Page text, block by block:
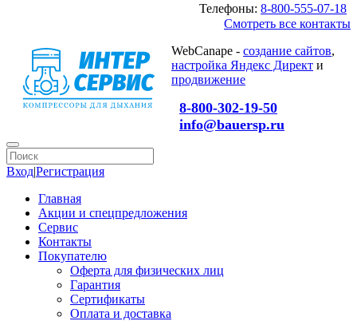
Телефоны: 8-800-555-07-18
Смотреть все контакты
WebCanape - создание сайтов,
настройка Яндекс Директ и
продвижение
8-800-302-19-50
info@bauersp.ru
Вход|Регистрация
Главная
Акции и спецпредложения
Сервис
Контакты
Покупателю
Оферта для физических лиц
Гарантия
Сертификаты
Оплата и доставка